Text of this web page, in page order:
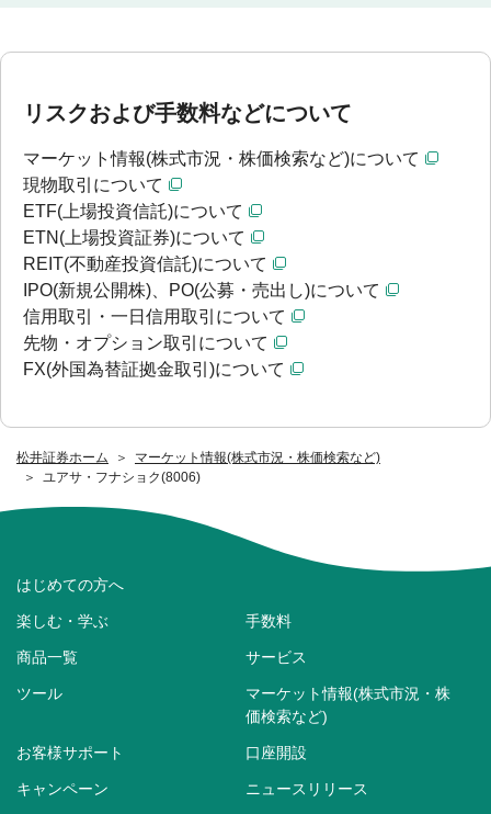
松井証券ホーム
マーケット情報(株式市況・株価検索など)
ユアサ・フナショク(8006)
リスクおよび手数料などについて
マーケット情報(株式市況・株価検索など)について
現物取引について
ETF(上場投資信託)について
ETN(上場投資証券)について
REIT(不動産投資信託)について
IPO(新規公開株)、PO(公募・売出し)について
信用取引・一日信用取引について
先物・オプション取引について
FX(外国為替証拠金取引)について
はじめての方へ
楽しむ・学ぶ 手数料
商品一覧 サービス
ツール
マーケット情報(株式市況・株
価検索など)
お客様サポート 口座開設
キャンペーン ニュースリリース